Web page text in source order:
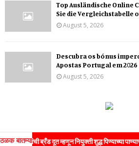
Top Ausländische Online
Sie die Vergleichstabelle
August 5, 2026
Descubra os bónus
Apostas Portugal em 2026
August 5, 2026
ठळक बातम्या
ब्रँड दूत म्हणून नियुक्ती शुद्ध पिण्याच्या पाण्याच्या